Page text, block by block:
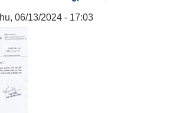
06/13/2024 - 17:03